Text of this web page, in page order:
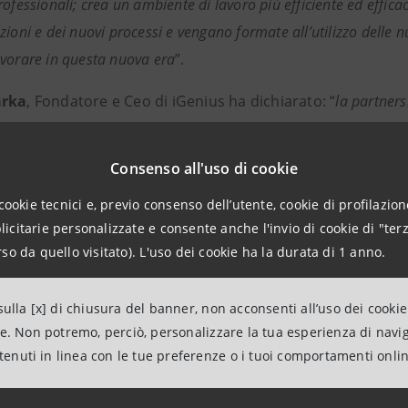
Consenso all'uso di cookie
tecnici e, previo consenso dell’utente, cookie di
personalizzate e consente anche l'invio di cookie di
da quello visitato). L'uso dei cookie ha la durata di 1 anno.
[x] di chiusura del banner, non acconsenti all’uso dei
Non potremo, perciò, personalizzare la tua esperienza di
in linea con le tue preferenze o i tuoi comportamenti
crea un ambiente di lavoro più efficiente ed
e dei nuovi processi e vengano formate all’utilizzo delle
in questa nuova era”.
, Fondatore e Ceo di iGenius ha dichiarato: “la
della direzione in cui si sta muovendo il futuro del lavoro,
un ruolo fondamentale nel guidare il successo aziendale e
approccio incentrato sull'uomo, garantendo vantaggi a
e Intesa Sanpaolo stanno lavorando per implementare
modalità intelligenti di elaborazione dei dati che
per la Stampa
Ufficio